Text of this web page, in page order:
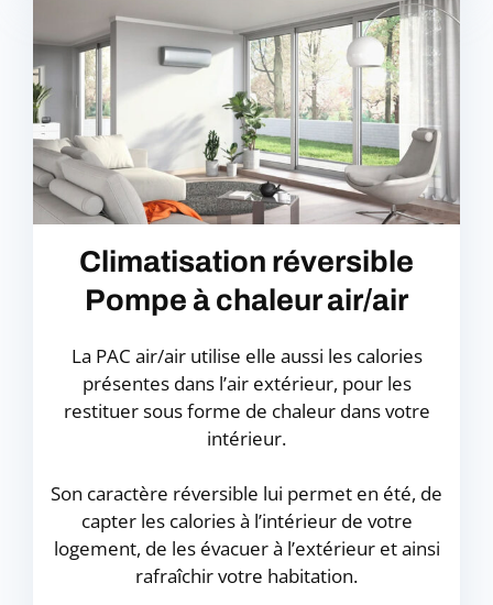
Climatisation réversible
Pompe à chaleur air/air
La PAC air/air utilise elle aussi les calories
présentes dans l’air extérieur, pour les
restituer sous forme de chaleur dans votre
intérieur.
Son caractère réversible lui permet en été, de
capter les calories à l’intérieur de votre
logement, de les évacuer à l’extérieur et ainsi
rafraîchir votre habitation.